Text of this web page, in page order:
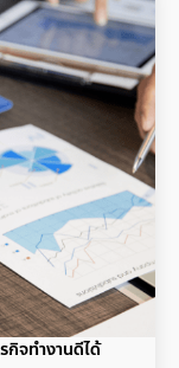
กิจทำงานดีได้